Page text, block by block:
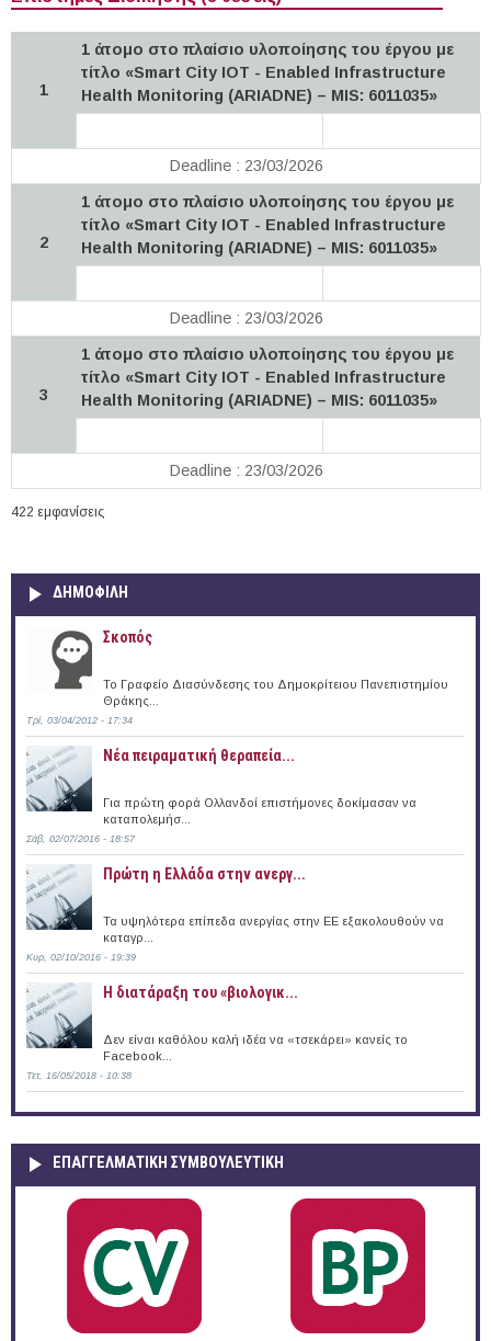
1
1 άτομο στο πλαίσιο υλοποίησης του έργου με
τίτλο «Smart City IOT - Enabled Infrastructure
Health Monitoring (ARIADNE) – MIS: 6011035»
Deadline : 23/03/2026
2
1 άτομο στο πλαίσιο υλοποίησης του έργου με
τίτλο «Smart City IOT - Enabled Infrastructure
Health Monitoring (ARIADNE) – MIS: 6011035»
Deadline : 23/03/2026
3
1 άτομο στο πλαίσιο υλοποίησης του έργου με
τίτλο «Smart City IOT - Enabled Infrastructure
Health Monitoring (ARIADNE) – MIS: 6011035»
Deadline : 23/03/2026
422 εμφανίσεις
ΔΗΜΟΦΙΛΗ
Σκοπός
Το Γραφείο Διασύνδεσης του Δημοκρίτειου Πανεπιστημίου
Θράκης...
Τρί, 03/04/2012 - 17:34
Νέα πειραματική θεραπεία...
Για πρώτη φορά Ολλανδοί επιστήμονες δοκίμασαν να
καταπολεμήσ...
Σάβ, 02/07/2016 - 18:57
Πρώτη η Ελλάδα στην ανεργ...
Τα υψηλότερα επίπεδα ανεργίας στην ΕΕ εξακολουθούν να
καταγρ...
Κυρ, 02/10/2016 - 19:39
Η διατάραξη του «βιολογικ...
Δεν είναι καθόλου καλή ιδέα να «τσεκάρει» κανείς το
Facebook...
Τετ, 16/05/2018 - 10:38
ΕΠΑΓΓΕΛΜΑΤΙΚΉ ΣΥΜΒΟΥΛΕΥΤΙΚΉ